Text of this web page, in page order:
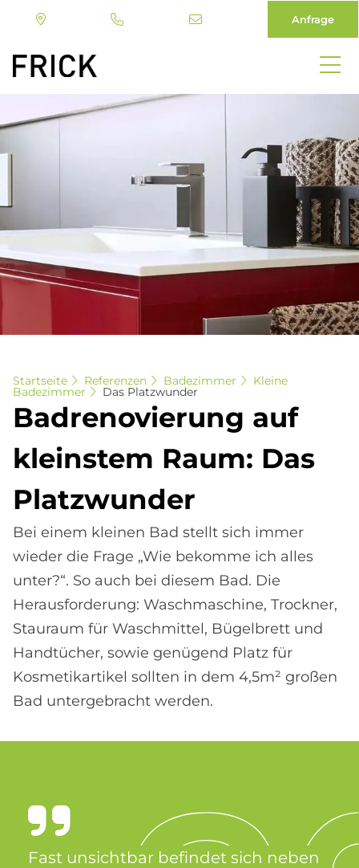
Inhalt
Anfrage
Startseite Referenzen Badezimmer Kleine
Badezimmer Das Platzwunder
Bad­re­no­vie­rung auf
klein­stem Raum: Das
Platz­wun­der
Bei einem kleinen Bad stellt sich immer
wieder die Frage „Wie bekomme ich alles
unter?“. So auch bei diesem Bad. Die
Herausforderung: Waschmaschine, Trockner,
Stauraum für Waschmittel, Bügelbrett und
Handtücher, sowie genügend Platz für
Kosmetikartikel sollten in dem 4,5m² großen
Bad untergebracht werden.
Fast un­sicht­bar be­fin­det sich ne­ben